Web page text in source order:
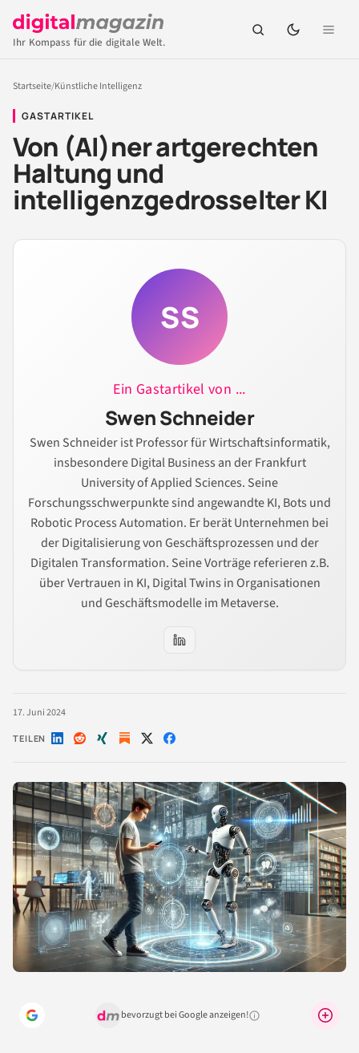
Ihr Kompass für die digitale Welt.
Startseite/Künstliche Intelligenz
GASTARTIKEL
Von (AI)ner artgerechten
Haltung und
intelligenzgedrosselter KI
SS
Ein Gastartikel von ...
Swen Schneider
Swen Schneider ist Professor für Wirtschaftsinformatik,
insbesondere Digital Business an der Frankfurt
University of Applied Sciences. Seine
Forschungsschwerpunkte sind angewandte KI, Bots und
Robotic Process Automation. Er berät Unternehmen bei
der Digitalisierung von Geschäftsprozessen und der
Digitalen Transformation. Seine Vorträge referieren z.B.
über Vertrauen in KI, Digital Twins in Organisationen
und Geschäftsmodelle im Metaverse.
17. Juni 2024
TEILEN Auf Auf Auf Auf Auf
bevorzugt bei Google anzeigen!Warum lohnt sich das?